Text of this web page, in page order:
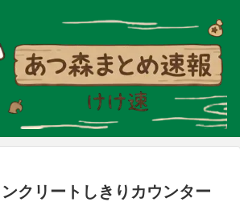
ンクリートしきりカウンター